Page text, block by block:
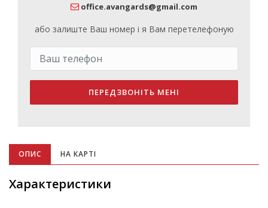
office.avangards@gmail.com
або залиште Ваш номер і я Вам перетелефоную
ПЕРЕДЗВОНІТЬ МЕНІ
ОПИС НА КАРТІ
Характеристики